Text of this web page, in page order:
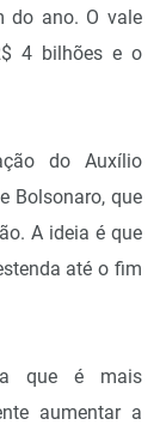
do ano. O vale
4 bilhões e o
do Auxílio
Bolsonaro, que
A ideia é que
até o fim
que é mais
aumentar a